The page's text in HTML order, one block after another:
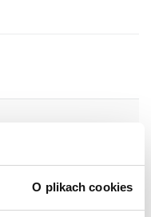
O plikach cookies
Trzynastka